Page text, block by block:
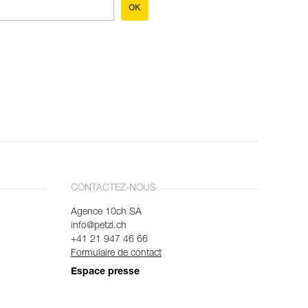
OK
CONTACTEZ-NOUS
Agence 10ch SA
info@petzl.ch
+41 21 947 46 66
Formulaire de contact
Espace presse